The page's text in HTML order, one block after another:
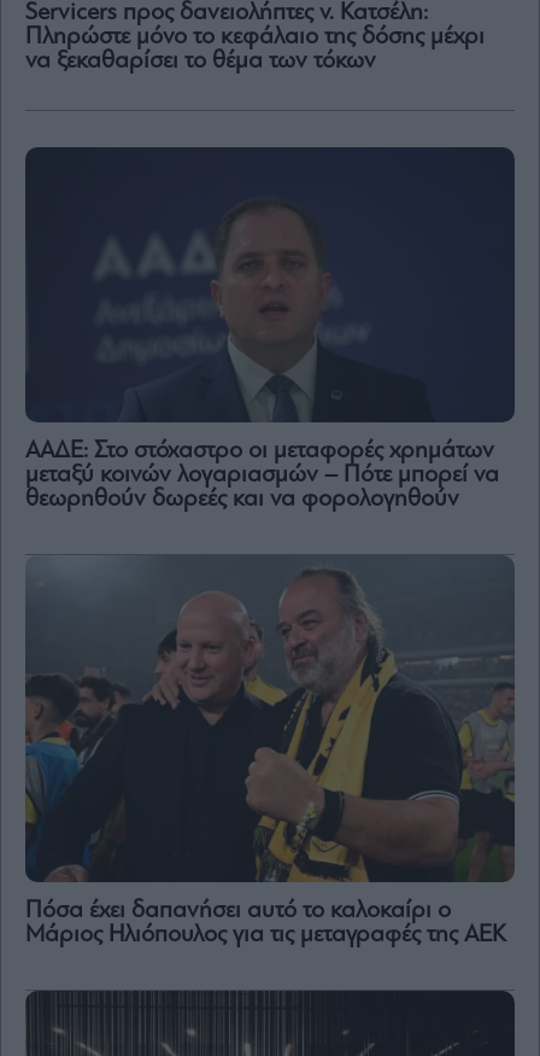
Servicers προς δανειολήπτες ν. Κατσέλη:
Πληρώστε μόνο το κεφάλαιο της δόσης μέχρι
να ξεκαθαρίσει το θέμα των τόκων
ΑΑΔΕ: Στο στόχαστρο οι μεταφορές χρημάτων
μεταξύ κοινών λογαριασμών – Πότε μπορεί να
θεωρηθούν δωρεές και να φορολογηθούν
Πόσα έχει δαπανήσει αυτό το καλοκαίρι ο
Μάριος Ηλιόπουλος για τις μεταγραφές της ΑΕΚ